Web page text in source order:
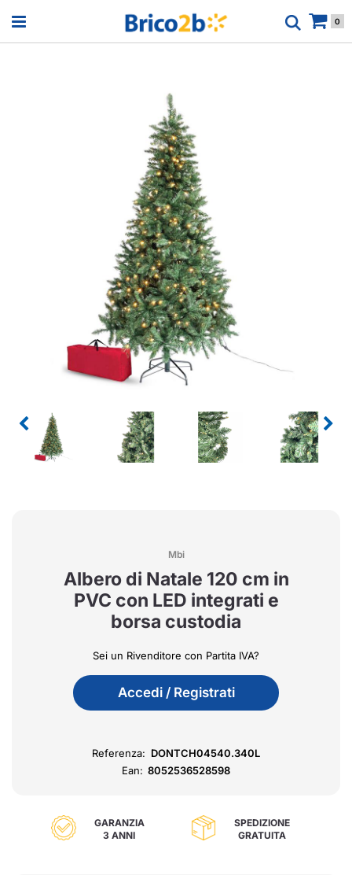
Open menu 0
Mbi
Albero di Natale 120 cm in
PVC con LED integrati e
borsa custodia
Sei un Rivenditore con Partita IVA?
Accedi / Registrati
Referenza: DONTCH04540.340L
Ean: 8052536528598
GARANZIA
3 ANNI
SPEDIZIONE
GRATUITA